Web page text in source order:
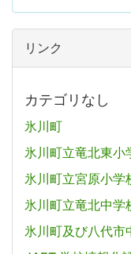
リンク
カテゴリなし
氷川町
氷川町立竜北東小
氷川町立宮原小学
氷川町立竜北中学
氷川町及び八代市